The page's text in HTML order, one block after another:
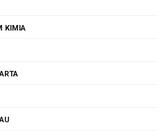
KIMIA